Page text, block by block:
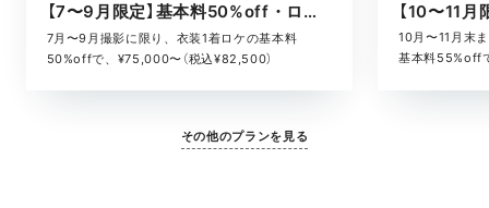
【7〜9月限定】基本料50%off・ロケキャンペーン
7月〜9月撮影に限り、衣装1着ロケの基本料
50%offで、¥75,000〜（税込¥82,500）
10月〜11月末
基本料55%off
その他のプランを見る